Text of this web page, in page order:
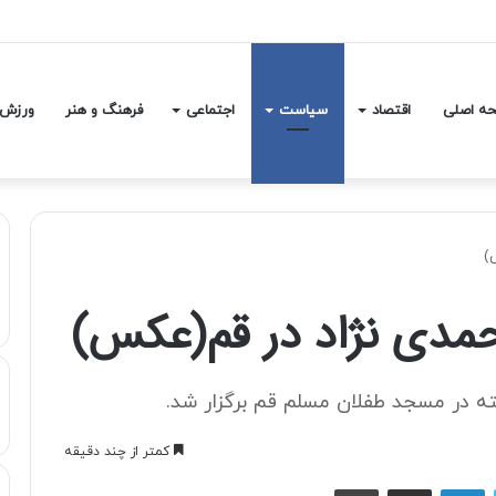
اصلی اقتصاد سیاست اجتماعی فرهنگ و هنر ورزش
نژاد در قم(عكس)
در مسجد طفلان مسلم قم برگزار شد.
کمتر از چند دقیقه
لینکداین